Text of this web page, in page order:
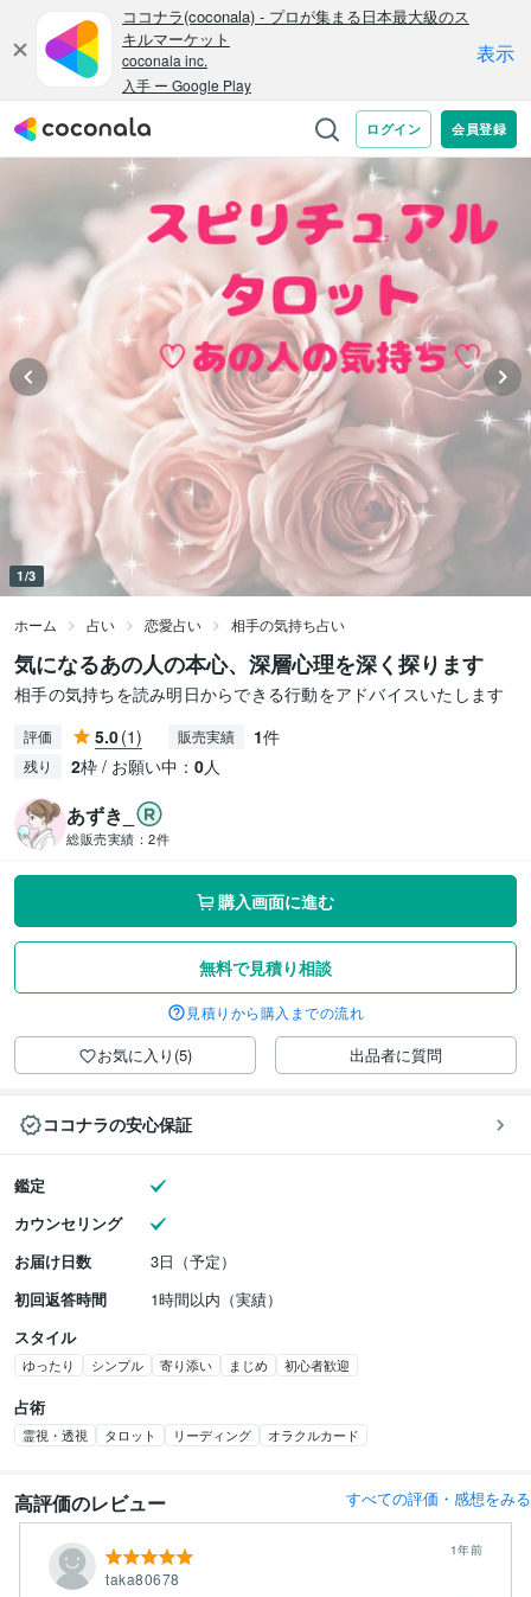
1/3
ホーム 占い 恋愛占い 相手の気持ち占い
気になるあの人の本心、深層心理を深く探ります
相手の気持ちを読み明日からできる行動をアドバイスいたします
評価 5.0(1) 販売実績 1件
残り 2枠 / お願い中： 0人
あずき_
総販売実績： 2件
購入画面に進む
無料で見積り相談
見積りから購入までの流れ
お気に入り(5) 出品者に質問
ココナラの安心保証
鑑定
カウンセリング
お届け日数
3日（予定）
初回返答時間
1時間以内（実績）
スタイル
ゆったり シンプル 寄り添い まじめ 初心者歓迎
占術
霊視・透視 タロット リーディング オラクルカード
高評価のレビュー すべての評価・感想をみる
taka80678
1年前